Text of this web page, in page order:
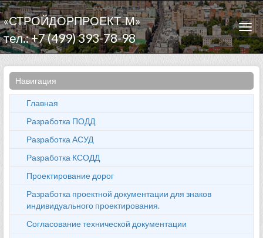
«СТРОЙДОРПРОЕКТ-М»
тел.: +7 (499) 393-78-98
Навигация
Главная
Разработка ПОДД
Разработка АСУД
Разработка КСОДД
Проектирование дорог
Разработка проектной документации для знаков
индивидуального проектирования.
Согласование технической документации